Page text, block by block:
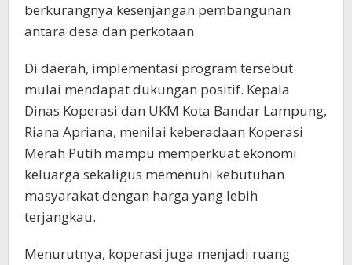
berkurangnya kesenjangan pembangunan
antara desa dan perkotaan.
Di daerah, implementasi program tersebut
mulai mendapat dukungan positif. Kepala
Dinas Koperasi dan UKM Kota Bandar Lampung,
Riana Apriana, menilai keberadaan Koperasi
Merah Putih mampu memperkuat ekonomi
keluarga sekaligus memenuhi kebutuhan
masyarakat dengan harga yang lebih
terjangkau.
Menurutnya, koperasi juga menjadi ruang